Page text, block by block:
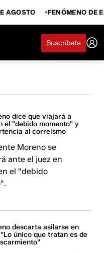
AGOSTO FENÓMENO DE
Suscríbete
dice que viajará a
el "debido momento" y
al correísmo
Moreno se
ante el juez en
el "debido
descarta asilarse en
único que tratan es de